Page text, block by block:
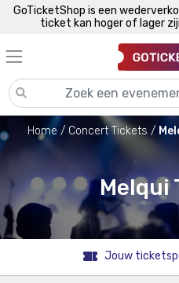
GoTicketShop is een
ticket kan hoger of lager
Home Concert Tickets
Melqui
Jouw